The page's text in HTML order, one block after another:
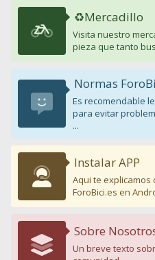
♻️Mercadillo
Visita nuestro
pieza que tanto
Normas
Es recomendable
para evitar
...
Instalar APP
Aqui te explicamos
ForoBici.es en
Sobre
Un breve texto